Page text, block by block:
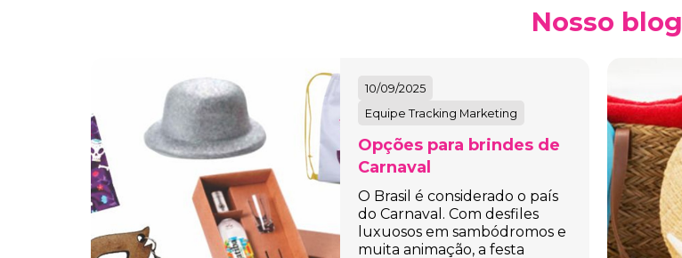
Colete Personalizado
Colher de pau
Personalizada
Comedouro Personalizado
Cooler Personalizado
Nosso blog
10/09/2025
Equipe Tracking Marketing
Opções para brindes de
Carnaval
O Brasil é considerado o país
do Carnaval. Com desfiles
luxuosos em sambódromos e
muita animação, a festa